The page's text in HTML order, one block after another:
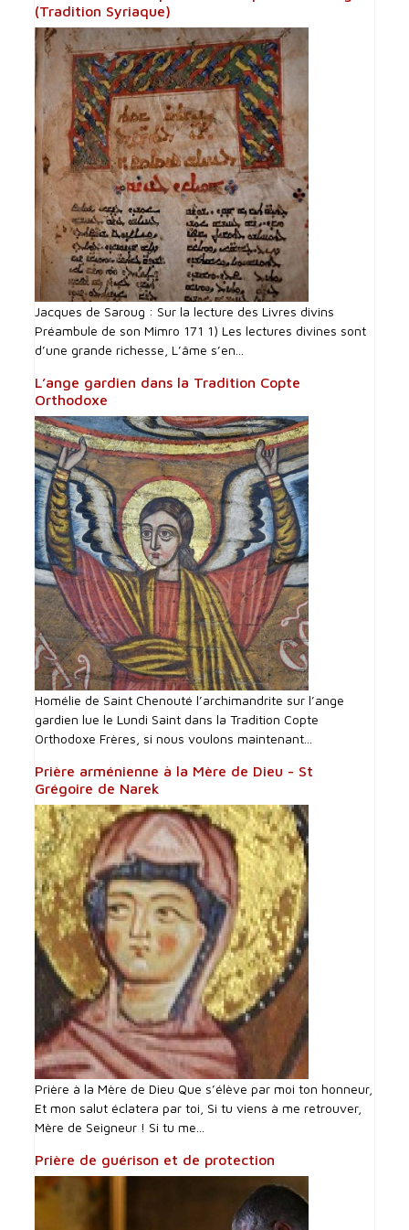
(Tradition Syriaque)
Jacques de Saroug : Sur la lecture des Livres divins
Préambule de son Mimro 171 1) Les lectures divines sont
d’une grande richesse, L’âme s’en...
L’ange gardien dans la Tradition Copte
Orthodoxe
Homélie de Saint Chenouté l’archimandrite sur l’ange
gardien lue le Lundi Saint dans la Tradition Copte
Orthodoxe Frères, si nous voulons maintenant...
Prière arménienne à la Mère de Dieu - St
Grégoire de Narek
Prière à la Mère de Dieu Que s’élève par moi ton honneur,
Et mon salut éclatera par toi, Si tu viens à me retrouver,
Mère de Seigneur ! Si tu me...
Prière de guérison et de protection